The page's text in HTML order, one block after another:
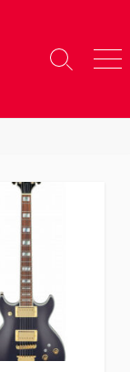
検
り
メ
ー